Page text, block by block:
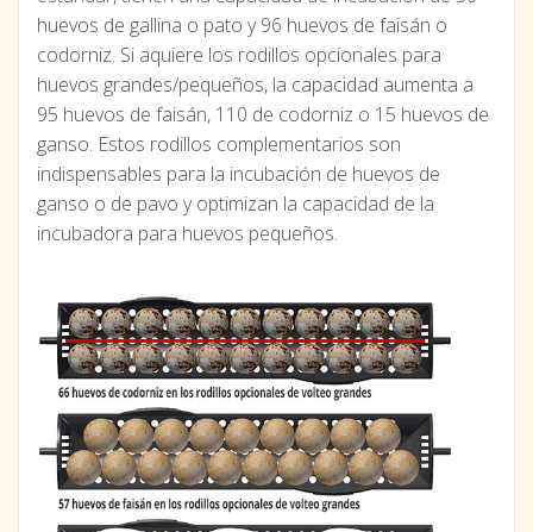
huevos de gallina o pato y 96 huevos de faisán o
codorniz. Si aquiere los rodillos opcionales para
huevos grandes/pequeños, la capacidad aumenta a
95 huevos de faisán, 110 de codorniz o 15 huevos de
ganso. Estos rodillos complementarios son
indispensables para la incubación de huevos de
ganso o de pavo y optimizan la capacidad de la
incubadora para huevos pequeños.